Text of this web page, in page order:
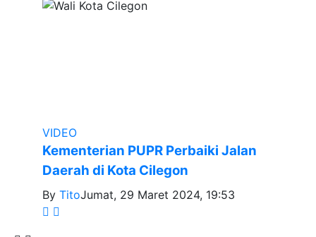
VIDEO
Kementerian PUPR Perbaiki Jalan
Daerah di Kota Cilegon
By TitoJumat, 29 Maret 2024, 19:53